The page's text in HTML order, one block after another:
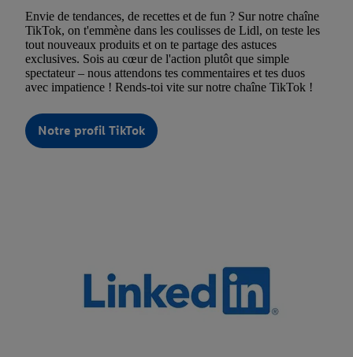
Envie de tendances, de recettes et de fun ? Sur notre chaîne
TikTok, on t'emmène dans les coulisses de Lidl, on teste les
tout nouveaux produits et on te partage des astuces
exclusives. Sois au cœur de l'action plutôt que simple
spectateur – nous attendons tes commentaires et tes duos
avec impatience ! Rends-toi vite sur notre chaîne TikTok !
Notre profil TikTok